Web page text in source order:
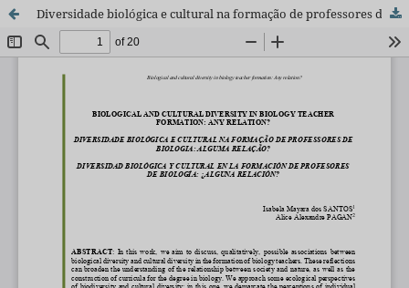
Diversidade biológica e cultural na formação de professores de biologia